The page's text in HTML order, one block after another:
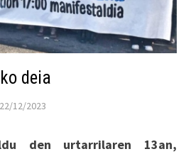
deia
22/12/2023
den urtarrilaren 13an,